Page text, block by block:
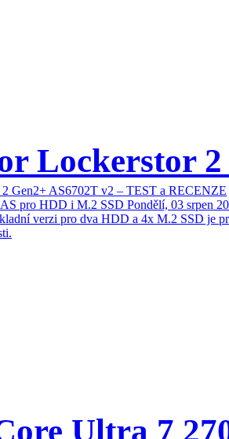
Lockerstor
2 Gen2+ AS6702T v2 – TEST a RECENZE
pro HDD i M.2 SSD Pondělí, 03 srpen
verzi pro dva HDD a 4x M.2 SSD je
Ultra 7